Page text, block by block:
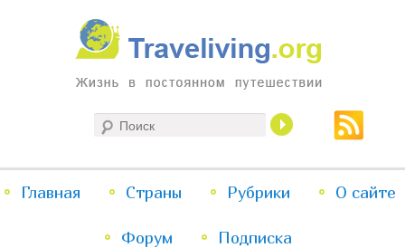
Traveliving
Жизнь в постоянном путешествии
меню
Перейти
к
Перейти
к
Главная Страны Рубрики О сайте
Форум Подписка